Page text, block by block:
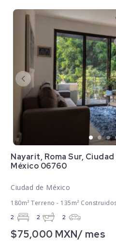
Nayarit, Roma Sur,
México 06760
Ciudad de México
180m² Terreno - 135m²
2 2 2
$75,000 MXN/ mes